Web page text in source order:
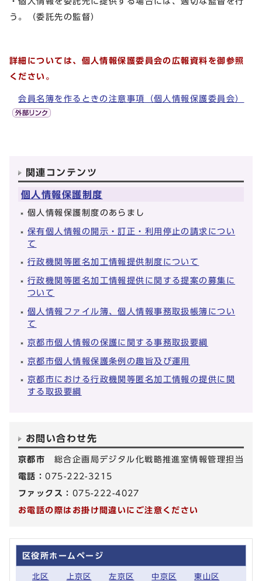
う。（委託先の監督）
詳細については、個人情報保護委員会の広報資料を御参照
ください。
会員名簿を作るときの注意事項（個人情報保護委員会）
関連コンテンツ
個人情報保護制度
個人情報保護制度のあらまし
保有個人情報の開示・訂正・利用停止の請求につい
て
行政機関等匿名加工情報提供制度について
行政機関等匿名加工情報提供に関する提案の募集に
ついて
個人情報ファイル簿、個人情報事務取扱帳簿につい
て
京都市個人情報の保護に関する事務取扱要綱
京都市個人情報保護条例の趣旨及び運用
京都市における行政機関等匿名加工情報の提供に関
する取扱要綱
お問い合わせ先
京都市 総合企画局デジタル化戦略推進室情報管理担当
電話：075-222-3215
ファックス： 075-222-4027
お電話の際はお掛け間違いにご注意ください
区役所ホームページ
北区 上京区 左京区 中京区 東山区